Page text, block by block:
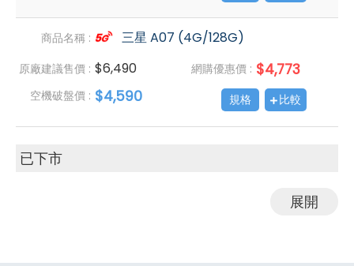
商品名稱 : 三星 A07 (4G/128G)
原廠建議售價 : $6,490 網購優惠價 : $4,773
空機破盤價 : $4,590 規格 比較
已下市
展開